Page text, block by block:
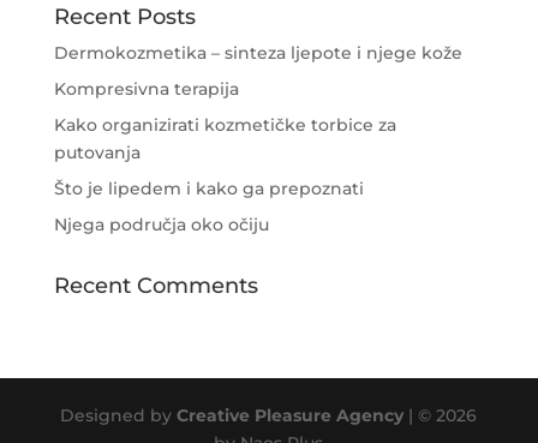
Recent Posts
Dermokozmetika – sinteza ljepote i njege kože
Kompresivna terapija
Kako organizirati kozmetičke torbice za
putovanja
Što je lipedem i kako ga prepoznati
Njega područja oko očiju
Recent Comments
Designed byCreative Pleasure Agency | © 2026